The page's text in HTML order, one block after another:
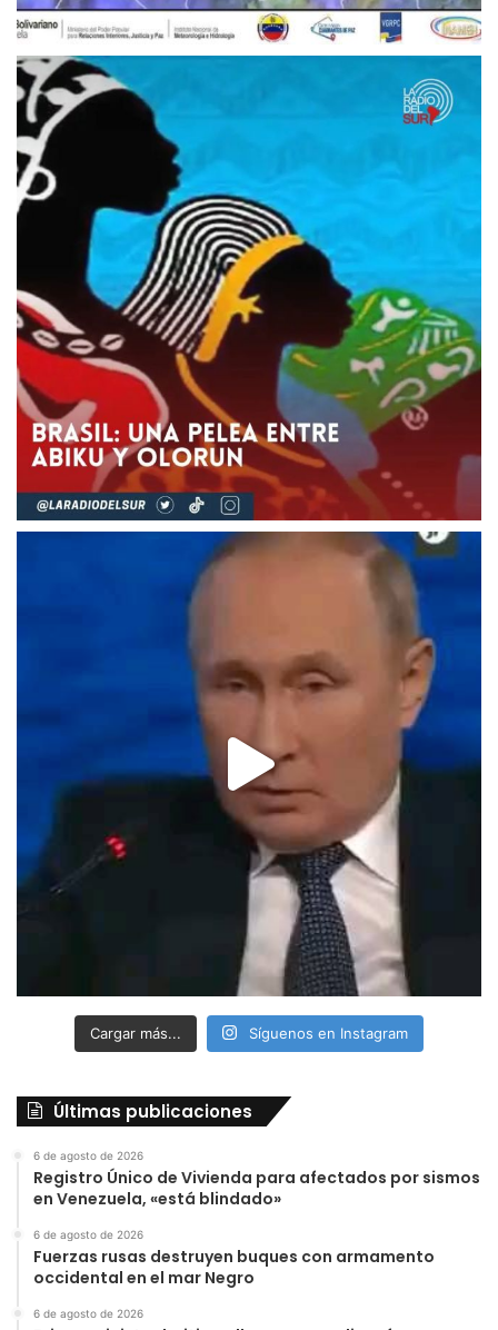
Cargar más... Síguenos en Instagram
Últimas publicaciones
6 de agosto de 2026
Registro Único de Vivienda para afectados por sismos
en Venezuela, «está blindado»
6 de agosto de 2026
Fuerzas rusas destruyen buques con armamento
occidental en el mar Negro
6 de agosto de 2026